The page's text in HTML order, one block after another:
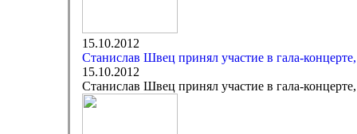
15.10.2012
Станислав Швец принял участие в гала-
15.10.2012
Станислав Швец принял участие в гала-